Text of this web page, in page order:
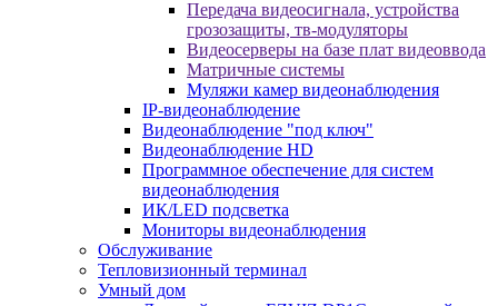
Передача видеосигнала, устройства
грозозащиты, тв-модуляторы
Видеосерверы на базе плат видеоввода
Матричные системы
Муляжи камер видеонаблюдения
IP-видеонаблюдение
Видеонаблюдение "под ключ"
Видеонаблюдение HD
Программное обеспечение для систем
видеонаблюдения
ИК/LED подсветка
Мониторы видеонаблюдения
Обслуживание
Тепловизионный терминал
Умный дом